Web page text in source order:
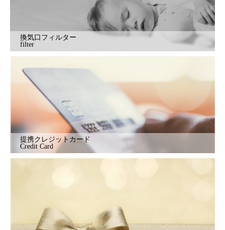
換気口フィルター
filter
提携クレジットカード
Credit Card